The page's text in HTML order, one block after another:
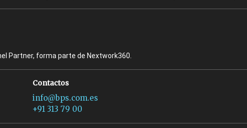
Partner, forma parte de Nextwork360.
Contactos
info@bps.com.es
+91 313 79 00